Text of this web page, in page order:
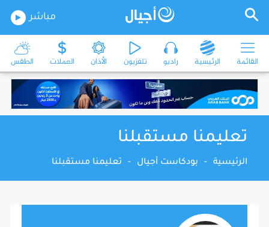
مباشر
القائمة الرئيسية راديو تلفزيون الأذان العملات الطقس
تعليمنا مستقبلنا
الرئيسية - بودكاست أجيال - تعليمنا مستقبلنا